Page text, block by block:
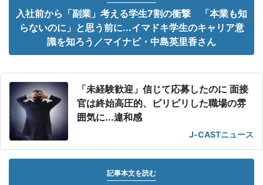
入社前から「副業」考える学生7割の衝撃 「本業も知
らないのに」と思う前に...イマドキ学生のキャリア意
識を知ろう／マイナビ・中島英里香さん
「未経験歓迎」信じて応募したのに 面接
官は終始高圧的、ピリピリした職場の雰
囲気に...違和感
J-CASTニュース
記事本文を読む